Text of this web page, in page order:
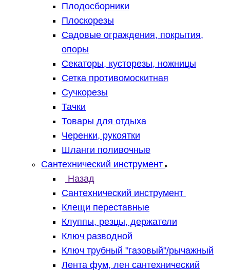
Плодосборники
Плоскорезы
Садовые ограждения, покрытия,
опоры
Секаторы, кусторезы, ножницы
Сетка противомоскитная
Сучкорезы
Тачки
Товары для отдыха
Черенки, рукоятки
Шланги поливочные
Сантехнический инструмент
Назад
Сантехнический инструмент
Клещи переставные
Клуппы, резцы, держатели
Ключ разводной
Ключ трубный "газовый"/рычажный
Лента фум, лен сантехнический